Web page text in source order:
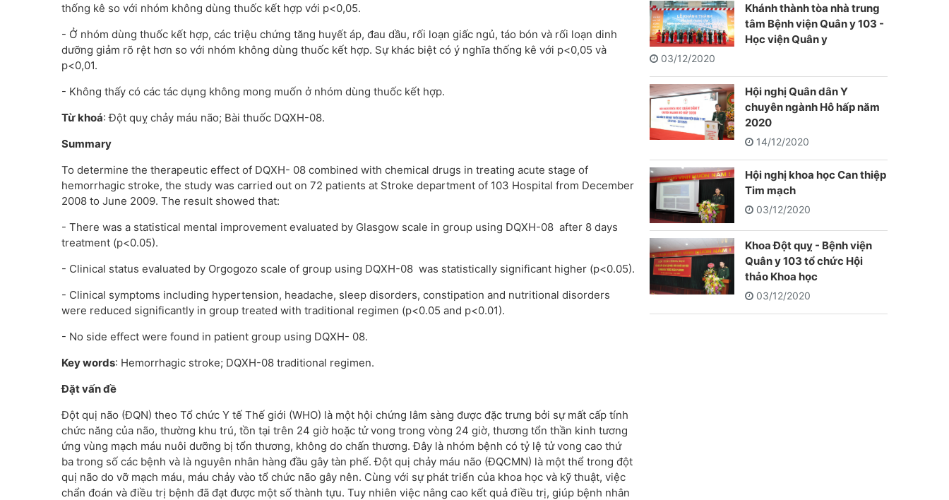
thống kê so với nhóm không dùng thuốc kết hợp với p<0,05.
- Ở nhóm dùng thuốc kết hợp, các triệu chứng tăng huyết áp, đau dầu, rối loạn giấc ngủ, táo bón và rối loạn dinh
dưỡng giảm rõ rệt hơn so với nhóm không dùng thuốc kết hợp. Sự khác biệt có ý nghĩa thống kê với p<0,05 và
p<0,01.
- Không thấy có các tác dụng không mong muốn ở nhóm dùng thuốc kết hợp.
Từ khoá: Đột quỵ chảy máu não; Bài thuốc DQXH-08.
Summary
To determine the therapeutic effect of DQXH- 08 combined with chemical drugs in treating acute stage of
hemorrhagic stroke, the study was carried out on 72 patients at Stroke department of 103 Hospital from December
2008 to June 2009. The result showed that:
- There was a statistical mental improvement evaluated by Glasgow scale in group using DQXH-08 after 8 days
treatment (p<0.05).
- Clinical status evaluated by Orgogozo scale of group using DQXH-08 was statistically significant higher (p<0.05).
- Clinical symptoms including hypertension, headache, sleep disorders, constipation and nutritional disorders
were reduced significantly in group treated with traditional regimen (p<0.05 and p<0.01).
- No side effect were found in patient group using DQXH- 08.
Key words: Hemorrhagic stroke; DQXH-08 traditional regimen.
Đặt vấn đề
Đột quị não (ĐQN) theo Tổ chức Y tế Thế giới (WHO) là một hội chứng lâm sàng được đặc trưng bởi sự mất cấp tính
chức năng của não, thường khu trú, tồn tại trên 24 giờ hoặc tử vong trong vòng 24 giờ, thương tổn thần kinh tương
ứng vùng mạch máu nuôi dưỡng bị tổn thương, không do chấn thương. Đây là nhóm bệnh có tỷ lệ tử vong cao thứ
ba trong số các bệnh và là nguyên nhân hàng đầu gây tàn phế. Đột quị chảy máu não (ĐQCMN) là một thể trong đột
quị não do vỡ mạch máu, máu chảy vào tổ chức não gây nên. Cùng với sự phát triển của khoa học và kỹ thuật, việc
chẩn đoán và điều trị bệnh đã đạt được một số thành tựu. Tuy nhiên việc nâng cao kết quả điều trị, giúp bệnh nhân
Khánh thành tòa nhà trung
tâm Bệnh viện Quân y 103 -
Học viện Quân y
03/12/2020
Hội nghị Quân dân Y
chuyên ngành Hô hấp năm
2020
14/12/2020
Hội nghị khoa học Can thiệp
Tim mạch
03/12/2020
Khoa Đột quỵ - Bệnh viện
Quân y 103 tổ chức Hội
thảo Khoa học
03/12/2020